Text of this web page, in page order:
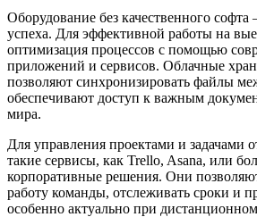
Оборудование без качественного
успеха. Для эффективной работы на
оптимизация процессов с помощью
приложений и сервисов. Облачные
позволяют синхронизировать файлы
обеспечивают доступ к важным
мира.
Для управления проектами и задачами
такие сервисы, как Trello, Asana, или
корпоративные решения. Они
работу команды, отслеживать сроки и
особенно актуально при